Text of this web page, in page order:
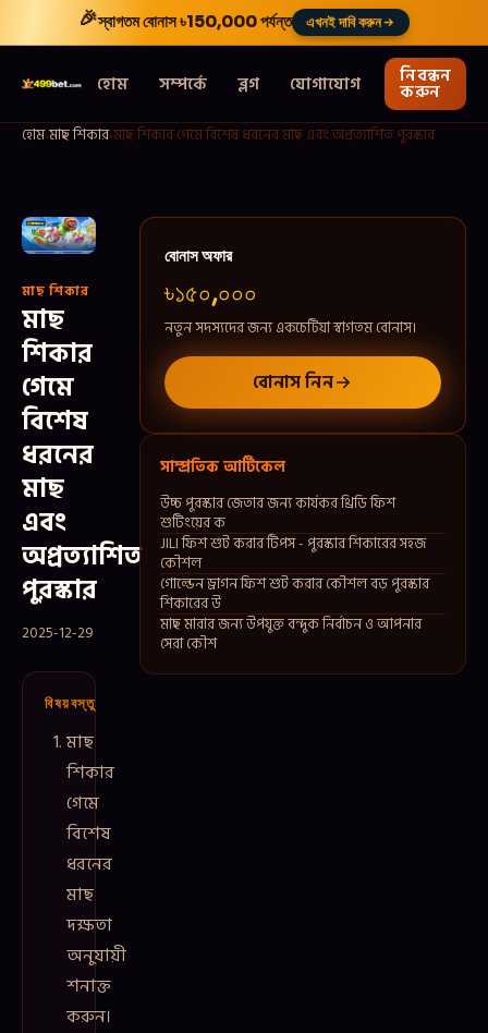
🎉স্বাগতম বোনাস৳150,000পর্যন্ত এখনই দাবি করুন
হোম সম্পর্কে ব্লগ যোগাযোগ নিবন্ধন
করুন
হোম›মাছ শিকার›মাছ শিকার গেমে বিশেষ ধরনের মাছ এবং অপ্রত্যাশিত পুরস্কার
মাছ শিকার
মাছ
শিকার
গেমে
বিশেষ
ধরনের
মাছ
এবং
অপ্রত্যাশিত
পুরস্কার
2025-12-29
বিষয়বস্তু
মাছ
শিকার
গেমে
বিশেষ
ধরনের
মাছ
দক্ষতা
অনুযায়ী
শনাক্ত
করুন।
বোনাস অফার
৳১৫০,০০০
নতুন সদস্যদের জন্য একচেটিয়া স্বাগতম বোনাস।
বোনাস নিন
সাম্প্রতিক আর্টিকেল
উচ্চ পুরস্কার জেতার জন্য কার্যকর থ্রিডি ফিশ
শুটিংয়ের ক
JILI ফিশ শুট করার টিপস - পুরস্কার শিকারের সহজ
কৌশল
গোল্ডেন ড্রাগন ফিশ শুট করার কৌশল বড় পুরস্কার
শিকারের উ
মাছ মারার জন্য উপযুক্ত বন্দুক নির্বাচন ও আপনার
সেরা কৌশ